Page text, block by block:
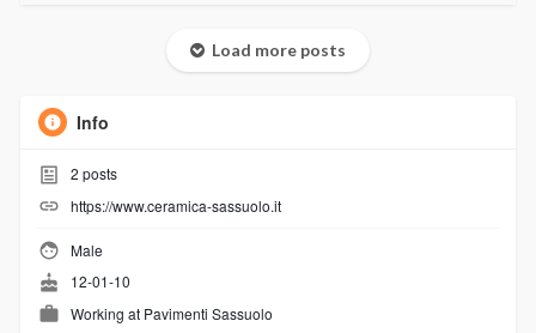
Load more posts
Info
2 posts
https://www.ceramica-sassuolo.it
Male
12-01-10
Working at Pavimenti Sassuolo